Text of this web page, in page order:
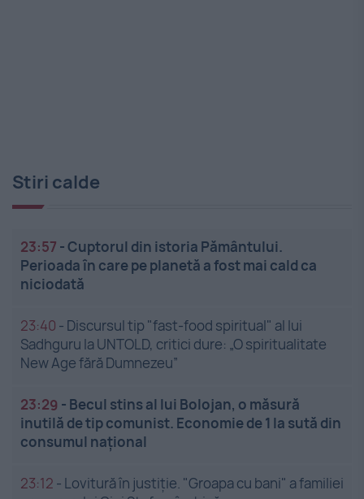
Stiri calde
23:57 -Cuptorul din istoria Pământului.
Perioada în care pe planetă a fost mai cald ca
niciodată
23:40 - Discursul tip "fast-food spiritual" al lui
Sadhguru la UNTOLD, critici dure: „O spiritualitate
New Age fără Dumnezeu”
23:29 - Becul stins al lui Bolojan, o măsură
inutilă de tip comunist. Economie de 1 la sută din
consumul național
23:12 - Lovitură în justiție. "Groapa cu bani" a familiei